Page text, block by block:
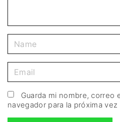
Guarda mi nombre,
navegador para la próxima